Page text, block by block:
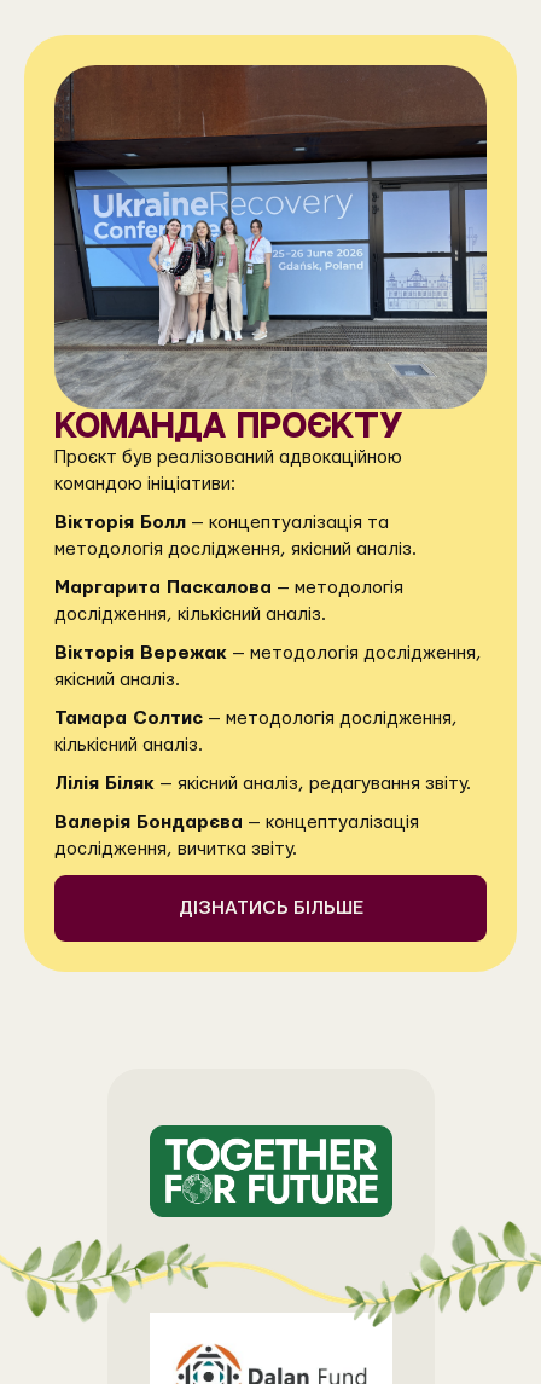
команда проєкту
Проєкт був реалізований адвокаційною
командою ініціативи:
Вікторія Болл — концептуалізація та
методологія дослідження, якісний аналіз.
Маргарита Паскалова — методологія
дослідження, кількісний аналіз.
Вікторія Вережак — методологія дослідження,
якісний аналіз.
Тамара Солтис — методологія дослідження,
кількісний аналіз.
Лілія Біляк — якісний аналіз, редагування звіту.
Валерія Бондарєва — концептуалізація
дослідження, вичитка звіту.
ДІЗНАТИСЬ БІЛЬШЕ